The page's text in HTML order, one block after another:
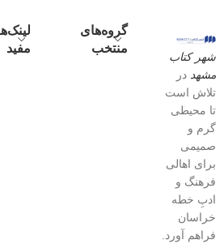
شهر کتاب
مشهد در
تلاش است
تا محیطی
گرم و
صمیمی
برای اهالی
فرهنگ و
ادبِ خطه
خراسان
فراهم آورد.
گروه‌های
منتخب
مفید